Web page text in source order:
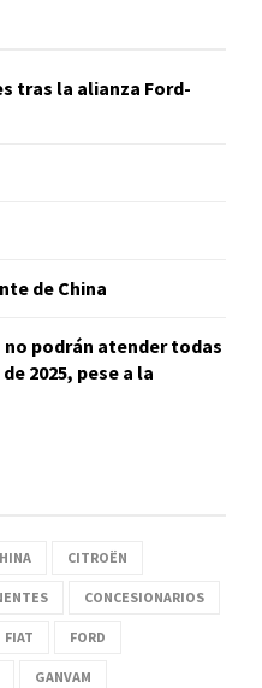
tras la alianza Ford-
de China
podrán atender todas
2025, pese a la
CITROËN
CONCESIONARIOS
FIAT FORD
GANVAM